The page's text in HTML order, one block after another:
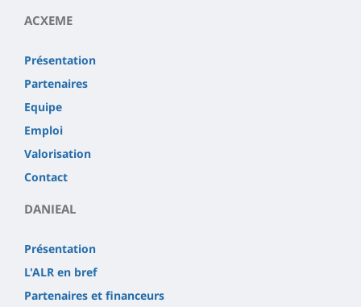
ACXEME
Présentation
Partenaires
Equipe
Emploi
Valorisation
Contact
DANIEAL
Présentation
L'ALR en bref
Partenaires et financeurs